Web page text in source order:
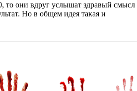
то они вдруг услышат здравый смысл
Но в общем идея такая и